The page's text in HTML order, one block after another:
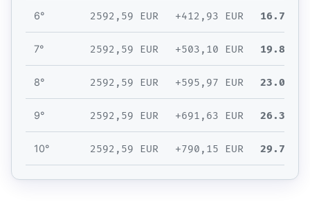
6° 2592,59 EUR +412,93 EUR
7° 2592,59 EUR +503,10 EUR
8° 2592,59 EUR +595,97 EUR
9° 2592,59 EUR +691,63 EUR
10° 2592,59 EUR +790,15 EUR